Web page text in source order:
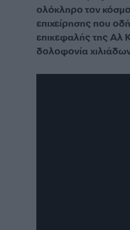
ολόκληρο τον
επιχείρησης που
επικεφαλής της Αλ
δολοφονία